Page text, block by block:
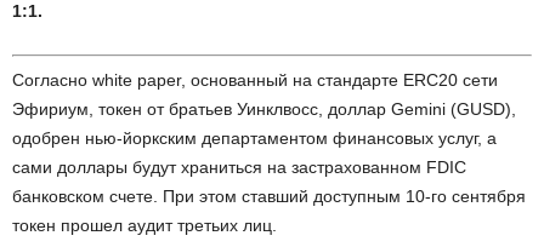
1:1.
Согласно white paper, основанный на стандарте ERC20 сети
Эфириум, токен от братьев Уинклвосс, доллар Gemini (GUSD),
одобрен нью-йоркским департаментом финансовых услуг, а
сами доллары будут храниться на застрахованном FDIC
банковском счете. При этом ставший доступным 10-го сентября
токен прошел аудит третьих лиц.